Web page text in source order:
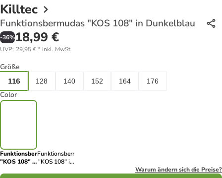
Killtec
Funktionsbermudas "KOS 108" in Dunkelblau
-36%18,99 €
UVP: 29,95 €* inkl. MwSt.
Größe
116 128 140 152 164 176
Color
Funktionsbermudas
"KOS 108" in
Funktionsbermudas
"KOS 108" in
Warum ändern sich die Preise?